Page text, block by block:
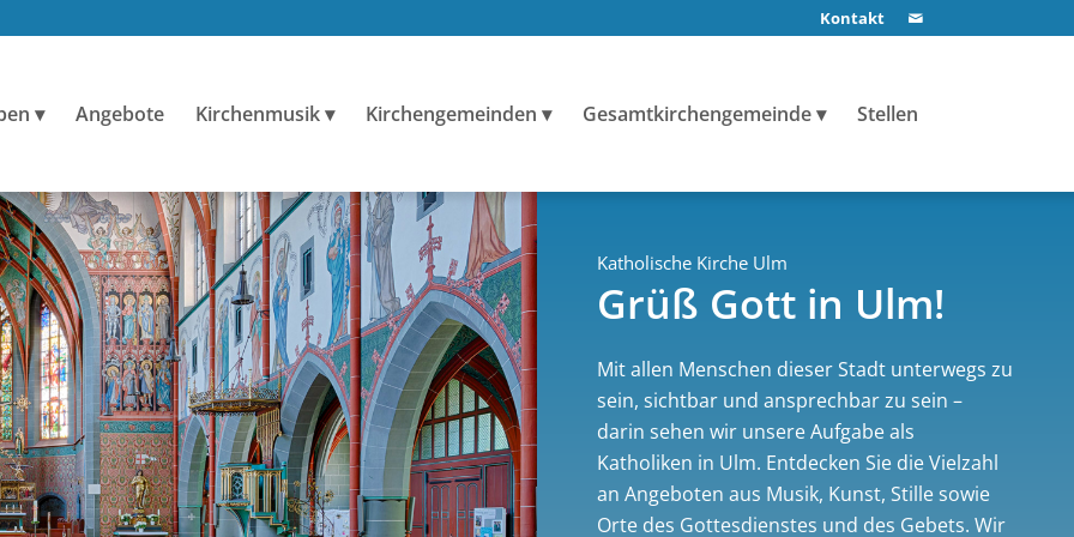
Kontakt
Angebote Kirchenmusik Kirchengemeinden Gesamtkirchengemeinde Stellen
Katholische Kirche Ulm
Grüß Gott in Ulm!
Mit allen Menschen dieser Stadt unterwegs zu
sein, sichtbar und ansprechbar zu sein –
darin sehen wir unsere Aufgabe als
Katholiken in Ulm. Entdecken Sie die Vielzahl
an Angeboten aus Musik, Kunst, Stille sowie
Orte des Gottesdienstes und des Gebets. Wir